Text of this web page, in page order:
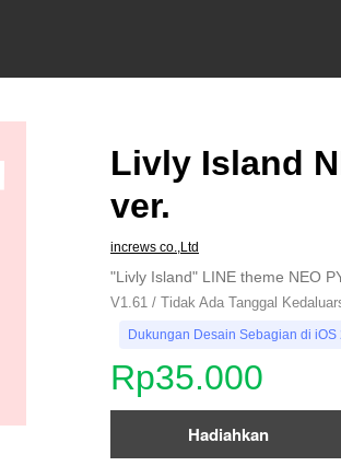
Livly Island
ver.
increws co.,Ltd
"Livly Island" LINE theme NEO
V1.61 / Tidak Ada Tanggal
Dukungan Desain Sebagian di iOS
Rp35.000
Hadiahkan